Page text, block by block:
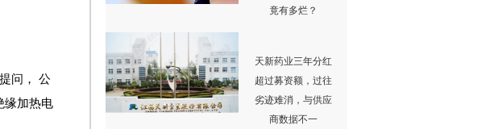
问， 公
缘加热电
竟有多烂？
天新药业三年分红
超过募资额，过往
劣迹难消，与供应
商数据不一